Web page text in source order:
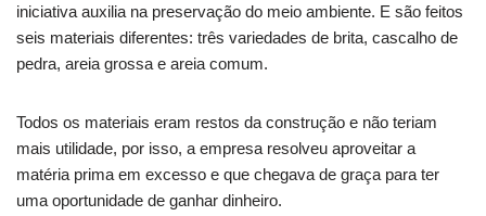
iniciativa auxilia na preservação do meio ambiente. E são feitos
seis materiais diferentes: três variedades de brita, cascalho de
pedra, areia grossa e areia comum.
Todos os materiais eram restos da construção e não teriam
mais utilidade, por isso, a empresa resolveu aproveitar a
matéria prima em excesso e que chegava de graça para ter
uma oportunidade de ganhar dinheiro.